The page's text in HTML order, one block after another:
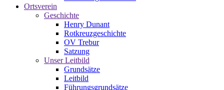
Ortsverein
Geschichte
Henry Dunant
Rotkreuzgeschichte
OV Trebur
Satzung
Unser Leitbild
Grundsätze
Leitbild
Führungsgrundsätze